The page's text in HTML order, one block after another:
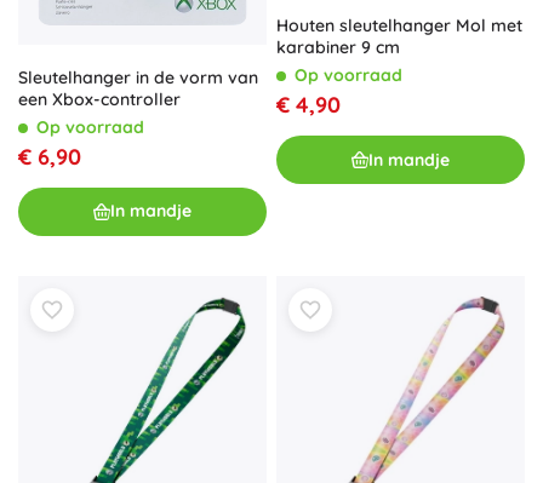
Sleutelhanger in de vorm van
een Xbox-controller
Op voorraad
€ 6,90
In mandje
Houten sleutelhanger Mol met
karabiner 9 cm
Op voorraad
€ 4,90
In mandje